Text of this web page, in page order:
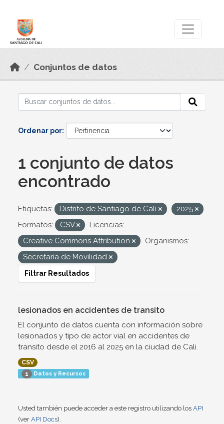
Conjuntos de datos
Ordenar por
1 conjunto de datos
encontrado
Etiquetas: Distrito de Santiago de Cali
2025
Formatos:
CSV
Licencias:
Creative Commons Attribution
Organismos:
Secretaría de Movilidad
Filtrar Resultados
lesionados en accidentes de transito
El conjunto de datos cuenta con información sobre
lesionados y tipo de actor vial en accidentes de
transito desde el 2016 al 2025 en la ciudad de Cali.
CSV
1 Datos y Recursos
Usted también puede acceder a este registro utilizando los API
(ver API Docs).